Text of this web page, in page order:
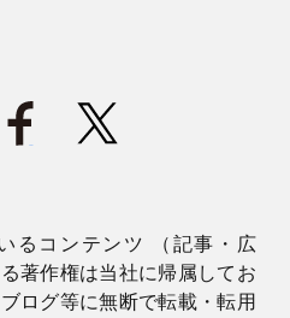
るコンテンツ （記事・広
著作権は当社に帰属してお
ログ等に無断で転載・転用